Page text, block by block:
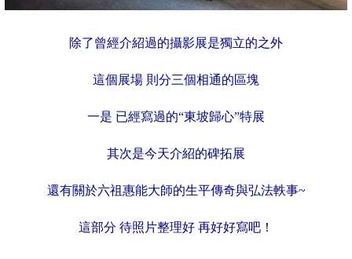
除了曾經介紹過的攝影展是獨立的之外
這個展場 則分三個相通的區塊
一是 已經寫過的“東坡歸心”特展
其次是今天介紹的碑拓展
還有關於六祖惠能大師的生平傳奇與弘法軼事~
這部分 待照片整理好 再好好寫吧！